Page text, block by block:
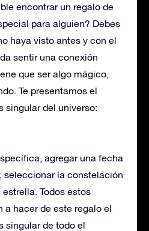
encontrar un regalo de
para alguien? Debes
haya visto antes y con el
sentir una conexión
que ser algo mágico,
Te presentamos el
singular del universo:
agregar una fecha
seleccionar la constelación
Todos estos
a hacer de este regalo el
singular de todo el